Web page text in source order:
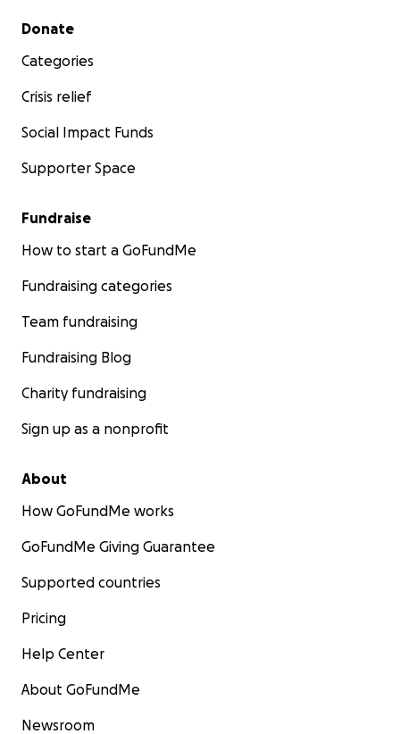
Secondary menu
Donate
Categories
Crisis relief
Social Impact Funds
Supporter Space
Fundraise
How to start a GoFundMe
Fundraising categories
Team fundraising
Fundraising Blog
Charity fundraising
Sign up as a nonprofit
About
How GoFundMe works
GoFundMe Giving Guarantee
Supported countries
Pricing
Help Center
About GoFundMe
Newsroom